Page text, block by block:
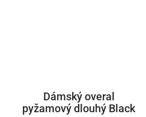
Dámský overal
pyžamový dlouhý Black